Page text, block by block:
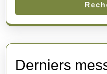
Derniers